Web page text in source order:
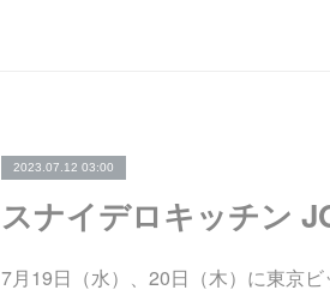
2023.07.12 03:00
スナイデロキッチン
7月19日（水）、20日（木）に東京